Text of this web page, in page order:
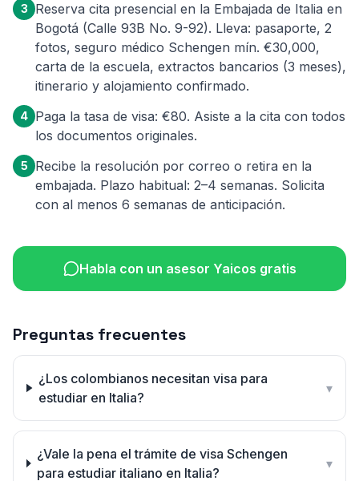
3
Reserva cita presencial en la Embajada de Italia en
Bogotá (Calle 93B No. 9-92). Lleva: pasaporte, 2
fotos, seguro médico Schengen mín. €30,000,
carta de la escuela, extractos bancarios (3 meses),
itinerario y alojamiento confirmado.
4 Paga la tasa de visa: €80. Asiste a la cita con todos
los documentos originales.
5
Recibe la resolución por correo o retira en la
embajada. Plazo habitual: 2–4 semanas. Solicita
con al menos 6 semanas de anticipación.
Habla con un asesor Yaicos gratis
Preguntas frecuentes
¿Los colombianos necesitan visa para
estudiar en Italia?
▾
¿Vale la pena el trámite de visa Schengen
para estudiar italiano en Italia?
▾